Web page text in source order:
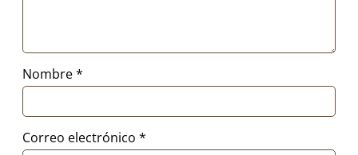
Nombre*
Correo electrónico *